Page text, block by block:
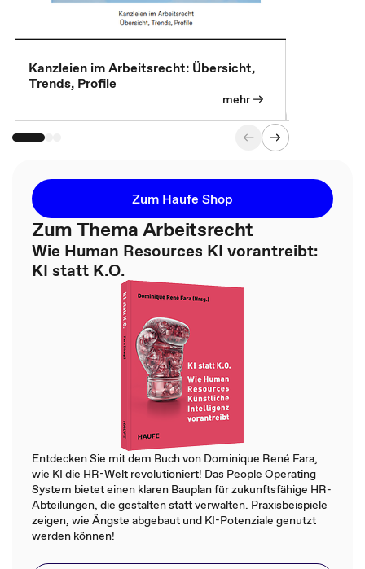
Kanzleien im Arbeitsrecht: Übersicht,
Trends, Profile
mehr
Zum Haufe Shop
Zum Thema Arbeitsrecht
Wie Human Resources KI vorantreibt:
KI statt K.O.
Entdecken Sie mit dem Buch von Dominique René Fara,
wie KI die HR-Welt revolutioniert! Das People Operating
System bietet einen klaren Bauplan für zukunftsfähige HR-
Abteilungen, die gestalten statt verwalten. Praxisbeispiele
zeigen, wie Ängste abgebaut und KI-Potenziale genutzt
werden können!